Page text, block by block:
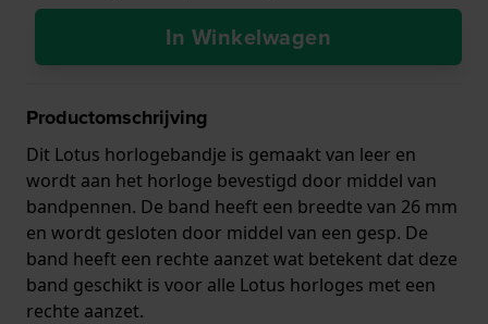
In Winkelwagen
Productomschrijving
Dit Lotus horlogebandje is gemaakt van leer en
wordt aan het horloge bevestigd door middel van
bandpennen. De band heeft een breedte van 26 mm
en wordt gesloten door middel van een gesp. De
band heeft een rechte aanzet wat betekent dat deze
band geschikt is voor alle Lotus horloges met een
rechte aanzet.